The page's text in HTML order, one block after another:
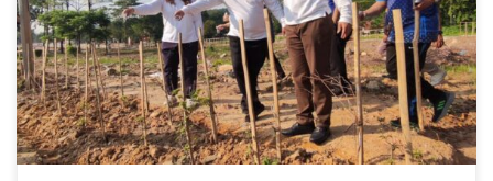
langsung meninjau sejumlah pohon dan tanaman di sepanjang
Jalan Sudirman. Rudi mengajak para pegawai untuk ikut serta
menjaga dan merawat semua tanaman di pinggir-pinggir jalan.
“Hari ini saya bersama pegawai Pemko Batam dan BP Batam
memberikan makanan buat tanaman berupa pupuk kandang,”
kata Rudi, Jumat (3/11/2023). Rudi menargetkan dalam dua atau
tiga bulan kedepan, […]